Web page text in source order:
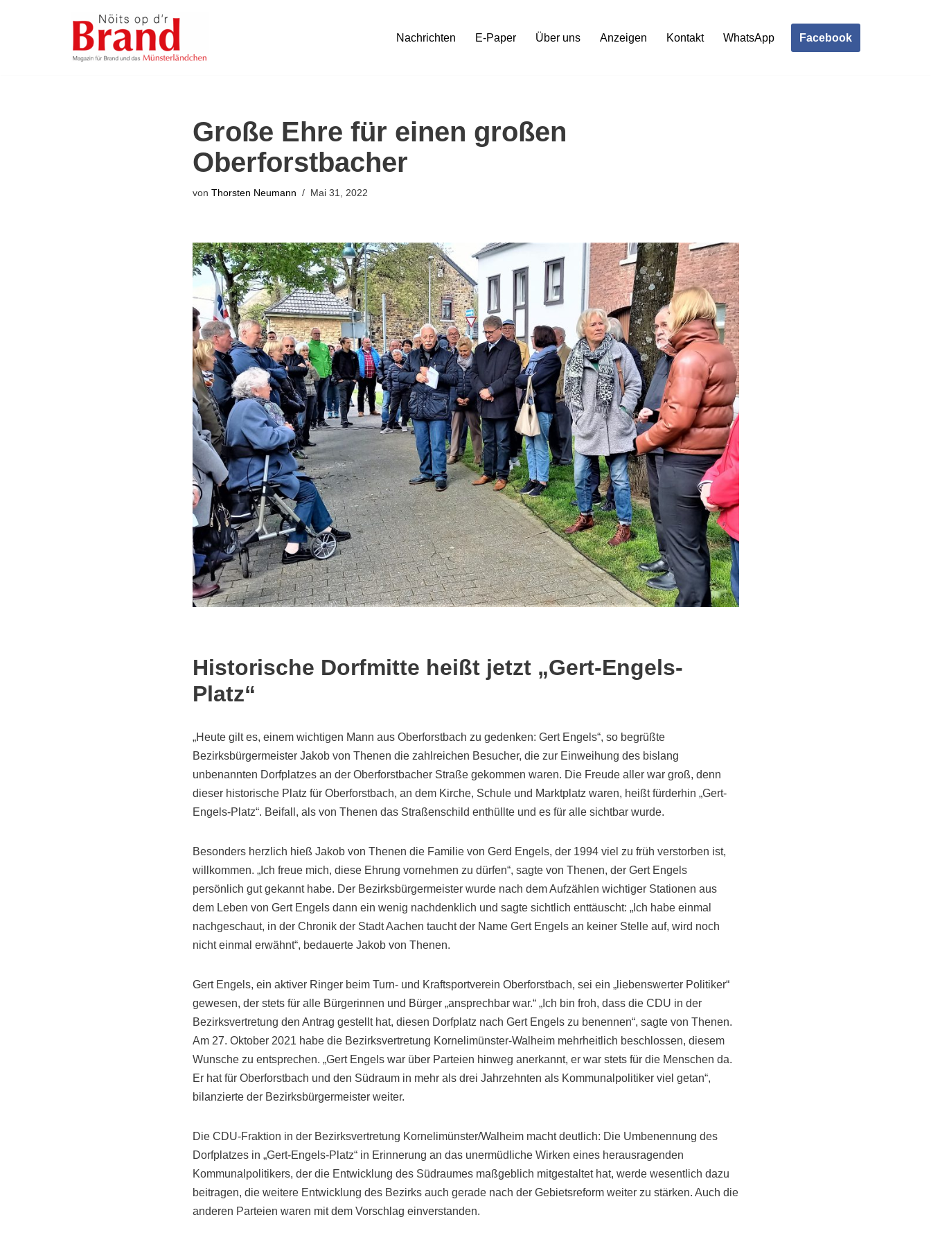
Nachrichten E-Paper Über uns Anzeigen Kontakt WhatsApp Facebook
Große Ehre für einen großen
Oberforstbacher
von Thorsten Neumann Mai 31, 2022
Historische Dorfmitte heißt jetzt „Gert-Engels-
Platz“
„Heute gilt es, einem wichtigen Mann aus Oberforstbach zu gedenken: Gert Engels“, so begrüßte
Bezirksbürgermeister Jakob von Thenen die zahlreichen Besucher, die zur Einweihung des bislang
unbenannten Dorfplatzes an der Oberforstbacher Straße gekommen waren. Die Freude aller war groß, denn
dieser historische Platz für Oberforstbach, an dem Kirche, Schule und Marktplatz waren, heißt fürderhin „Gert-
Engels-Platz“. Beifall, als von Thenen das Straßenschild enthüllte und es für alle sichtbar wurde.
Besonders herzlich hieß Jakob von Thenen die Familie von Gerd Engels, der 1994 viel zu früh verstorben ist,
willkommen. „Ich freue mich, diese Ehrung vornehmen zu dürfen“, sagte von Thenen, der Gert Engels
persönlich gut gekannt habe. Der Bezirksbürgermeister wurde nach dem Aufzählen wichtiger Stationen aus
dem Leben von Gert Engels dann ein wenig nachdenklich und sagte sichtlich enttäuscht: „Ich habe einmal
nachgeschaut, in der Chronik der Stadt Aachen taucht der Name Gert Engels an keiner Stelle auf, wird noch
nicht einmal erwähnt“, bedauerte Jakob von Thenen.
Gert Engels, ein aktiver Ringer beim Turn- und Kraftsportverein Oberforstbach, sei ein „liebenswerter Politiker“
gewesen, der stets für alle Bürgerinnen und Bürger „ansprechbar war.“ „Ich bin froh, dass die CDU in der
Bezirksvertretung den Antrag gestellt hat, diesen Dorfplatz nach Gert Engels zu benennen“, sagte von Thenen.
Am 27. Oktober 2021 habe die Bezirksvertretung Kornelimünster-Walheim mehrheitlich beschlossen, diesem
Wunsche zu entsprechen. „Gert Engels war über Parteien hinweg anerkannt, er war stets für die Menschen da.
Er hat für Oberforstbach und den Südraum in mehr als drei Jahrzehnten als Kommunalpolitiker viel getan“,
bilanzierte der Bezirksbürgermeister weiter.
Die CDU-Fraktion in der Bezirksvertretung Kornelimünster/Walheim macht deutlich: Die Umbenennung des
Dorfplatzes in „Gert-Engels-Platz“ in Erinnerung an das unermüdliche Wirken eines herausragenden
Kommunalpolitikers, der die Entwicklung des Südraumes maßgeblich mitgestaltet hat, werde wesentlich dazu
beitragen, die weitere Entwicklung des Bezirks auch gerade nach der Gebietsreform weiter zu stärken. Auch die
anderen Parteien waren mit dem Vorschlag einverstanden.